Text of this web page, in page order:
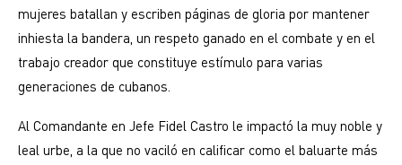
mujeres batallan y escriben páginas de gloria por mantener
inhiesta la bandera, un respeto ganado en el combate y en el
trabajo creador que constituye estímulo para varias
generaciones de cubanos.
Al Comandante en Jefe Fidel Castro le impactó la muy noble y
leal urbe, a la que no vaciló en calificar como el baluarte más